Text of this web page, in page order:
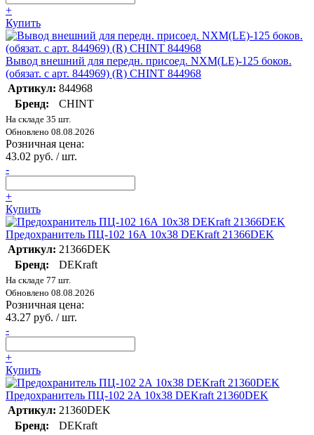
+
Купить
Вывод внешний для передн. присоед. NXM(LE)-125 боков.
(обязат. с арт. 844969) (R) CHINT 844968
Артикул: 844968
Бренд:
CHINT
На складе 35 шт.
Обновлено 08.08.2026
Розничная цена:
43.02 руб. / шт.
-
+
Купить
Предохранитель ПЦ-102 16А 10х38 DEKraft 21366DEK
Артикул: 21366DEK
Бренд:
DEKraft
На складе 77 шт.
Обновлено 08.08.2026
Розничная цена:
43.27 руб. / шт.
-
+
Купить
Предохранитель ПЦ-102 2А 10х38 DEKraft 21360DEK
Артикул: 21360DEK
Бренд:
DEKraft